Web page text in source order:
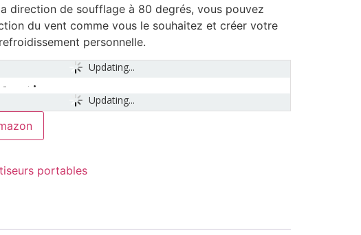
direction de soufflage à 80 degrés, vous pouvez
du vent comme vous le souhaitez et créer votre
personnelle.
Updating...
Updating...
-
portables